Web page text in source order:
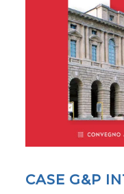
CASE G&P